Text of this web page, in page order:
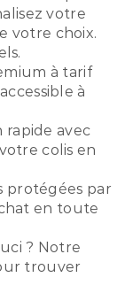
votre
votre choix.
à tarif
à
avec
colis en
protégées par
en toute
? Notre
trouver